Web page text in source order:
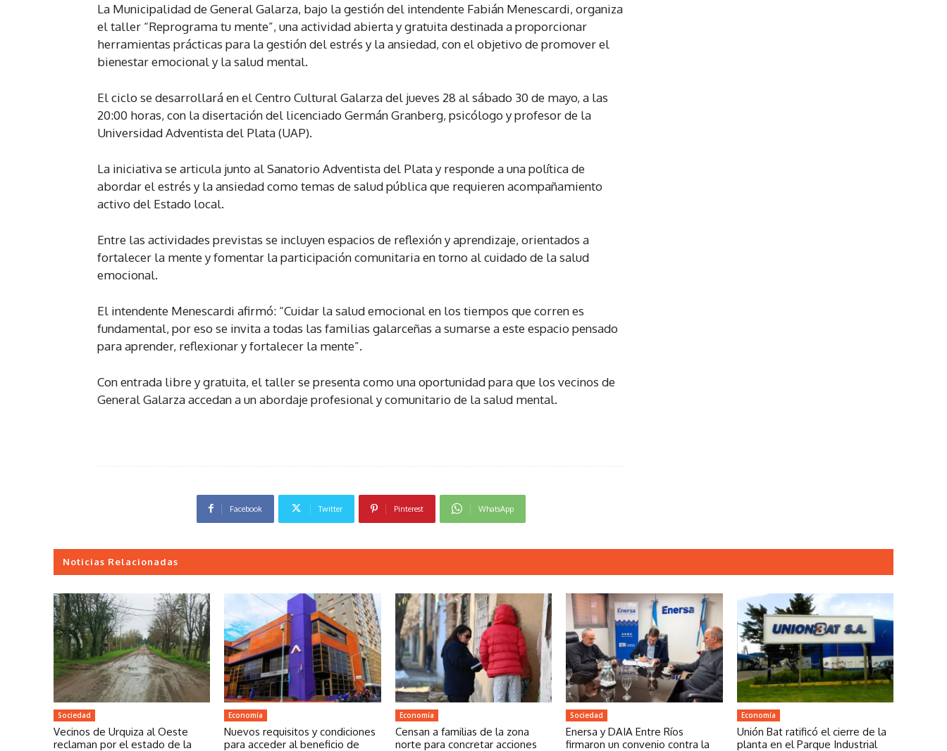
La Municipalidad de General Galarza, bajo la gestión del intendente Fabián Menescardi, organiza
el taller “Reprograma tu mente”, una actividad abierta y gratuita destinada a proporcionar
herramientas prácticas para la gestión del estrés y la ansiedad, con el objetivo de promover el
bienestar emocional y la salud mental.
El ciclo se desarrollará en el Centro Cultural Galarza del jueves 28 al sábado 30 de mayo, a las
20:00 horas, con la disertación del licenciado Germán Granberg, psicólogo y profesor de la
Universidad Adventista del Plata (UAP).
La iniciativa se articula junto al Sanatorio Adventista del Plata y responde a una política de
abordar el estrés y la ansiedad como temas de salud pública que requieren acompañamiento
activo del Estado local.
Entre las actividades previstas se incluyen espacios de reflexión y aprendizaje, orientados a
fortalecer la mente y fomentar la participación comunitaria en torno al cuidado de la salud
emocional.
El intendente Menescardi afirmó: “Cuidar la salud emocional en los tiempos que corren es
fundamental, por eso se invita a todas las familias galarceñas a sumarse a este espacio pensado
para aprender, reflexionar y fortalecer la mente”.
Con entrada libre y gratuita, el taller se presenta como una oportunidad para que los vecinos de
General Galarza accedan a un abordaje profesional y comunitario de la salud mental.
Facebook Twitter Pinterest WhatsApp
Noticias Relacionadas
Sociedad
Vecinos de Urquiza al Oeste
reclaman por el estado de la
Economía
Nuevos requisitos y condiciones
para acceder al beneficio de
Economía
Censan a familias de la zona
norte para concretar acciones
Sociedad
Enersa y DAIA Entre Ríos
firmaron un convenio contra la
Economía
Unión Bat ratificó el cierre de la
planta en el Parque Industrial